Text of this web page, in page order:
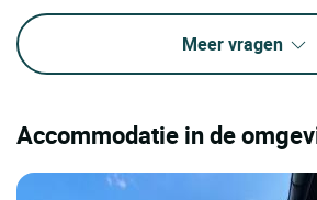
Meer vragen
Accommodatie in de